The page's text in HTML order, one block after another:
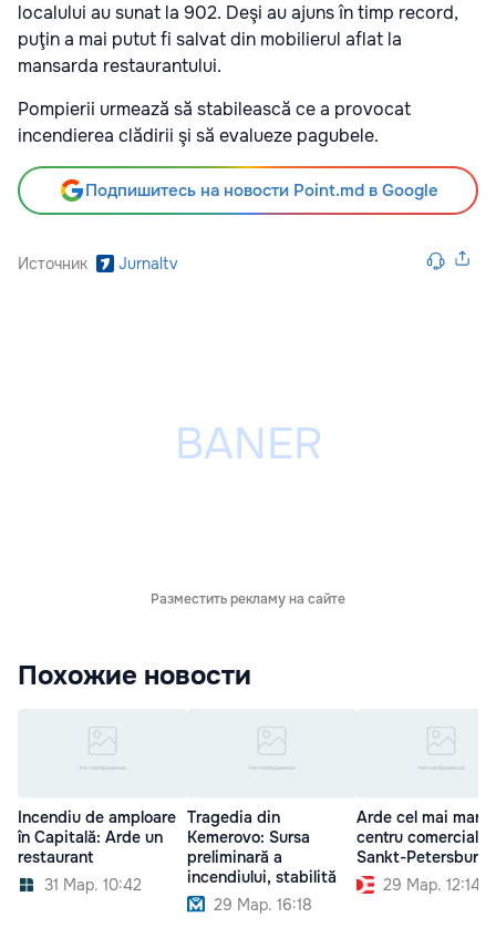
localului au sunat la 902. Deşi au ajuns în timp record,
puţin a mai putut fi salvat din mobilierul aflat la
mansarda restaurantului.
Pompierii urmează să stabilească ce a provocat
incendierea clădirii şi să evalueze pagubele.
Подпишитесь на новости Point.md в Google
Источник Jurnaltv
Разместить рекламу на сайте
Похожие новости
Incendiu de amploare
în Capitală: Arde un
restaurant
31 Мар. 10:42
Tragedia din
Kemerovo: Sursa
preliminară a
incendiului, stabilită
29 Мар. 16:18
Arde cel mai mare
centru comercial
Sankt-Petersburg
29 Мар. 12:14